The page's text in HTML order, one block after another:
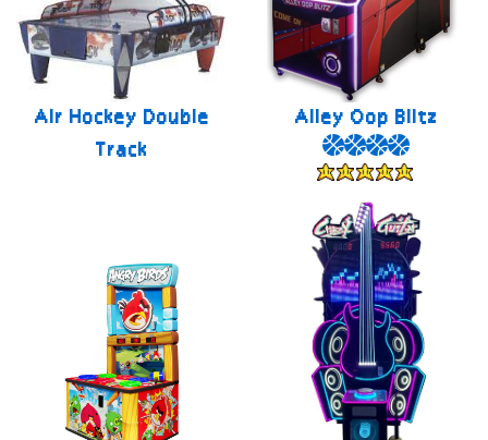
Air Hockey Double
Track
Alley Oop Blitz